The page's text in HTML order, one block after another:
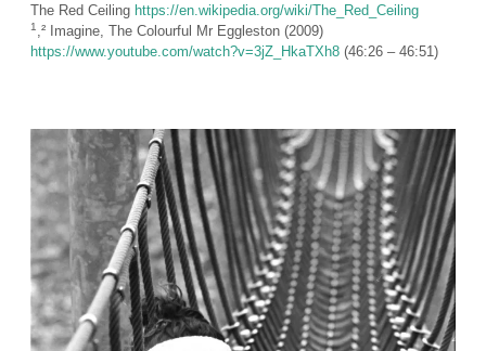
The Red Ceiling https://en.wikipedia.org/wiki/The_Red_Ceiling
1 ,² Imagine, The Colourful Mr Eggleston (2009)
https://www.youtube.com/watch?v=3jZ_HkaTXh8 (46:26 – 46:51)